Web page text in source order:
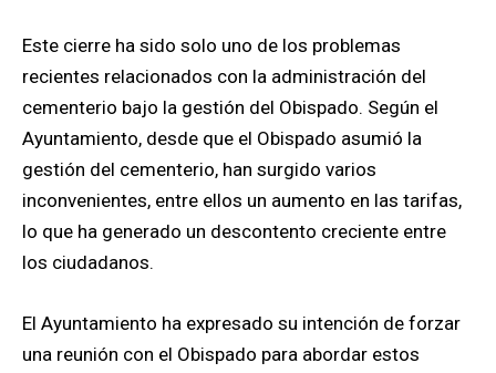
Este cierre ha sido solo uno de los problemas
recientes relacionados con la administración del
cementerio bajo la gestión del Obispado. Según el
Ayuntamiento, desde que el Obispado asumió la
gestión del cementerio, han surgido varios
inconvenientes, entre ellos un aumento en las tarifas,
lo que ha generado un descontento creciente entre
los ciudadanos.
El Ayuntamiento ha expresado su intención de forzar
una reunión con el Obispado para abordar estos